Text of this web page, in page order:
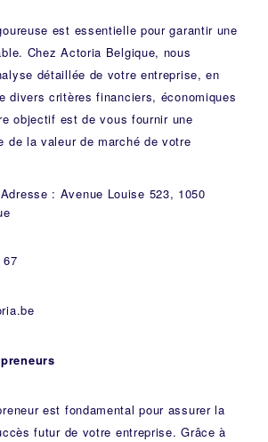
est essentielle pour garantir une
Chez Actoria Belgique, nous
détaillée de votre entreprise, en
divers critères financiers, économiques
objectif est de vous fournir une
de la valeur de marché de votre
Adresse : Avenue Louise 523, 1050
est fondamental pour assurer la
futur de votre entreprise. Grâce à